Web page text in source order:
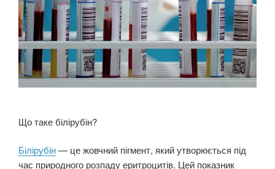
Що таке білірубін?
Білірубін— це жовчний пігмент, який утворюється під
час природного розпаду еритроцитів. Цей показник